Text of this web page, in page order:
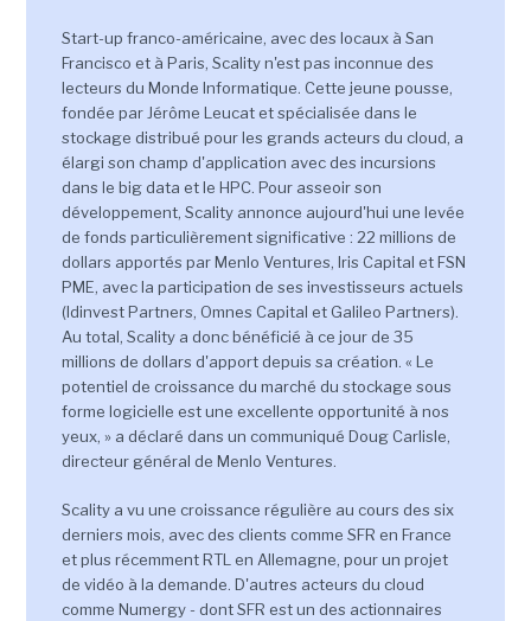
Start-up franco-américaine, avec des locaux à San
Francisco et à Paris, Scality n'est pas inconnue des
lecteurs du Monde Informatique. Cette jeune pousse,
fondée par Jérôme Leucat et spécialisée dans le
stockage distribué pour les grands acteurs du cloud, a
élargi son champ d'application avec des incursions
dans le big data et le HPC. Pour asseoir son
développement, Scality annonce aujourd'hui une levée
de fonds particulièrement significative : 22 millions de
dollars apportés par Menlo Ventures, Iris Capital et FSN
PME, avec la participation de ses investisseurs actuels
(Idinvest Partners, Omnes Capital et Galileo Partners).
Au total, Scality a donc bénéficié à ce jour de 35
millions de dollars d'apport depuis sa création. « Le
potentiel de croissance du marché du stockage sous
forme logicielle est une excellente opportunité à nos
yeux, » a déclaré dans un communiqué Doug Carlisle,
directeur général de Menlo Ventures.
Scality a vu une croissance régulière au cours des six
derniers mois, avec des clients comme SFR en France
et plus récemment RTL en Allemagne, pour un projet
de vidéo à la demande. D'autres acteurs du cloud
comme Numergy - dont SFR est un des actionnaires